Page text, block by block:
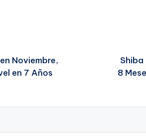
Noviembre,
en 7 Años
Shiba
8